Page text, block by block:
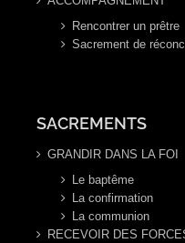
Rencontrer un prêtre
Sacrement de
SACREMENTS
GRANDIR DANS LA FOI
Le baptême
La confirmation
La communion
RECEVOIR DES